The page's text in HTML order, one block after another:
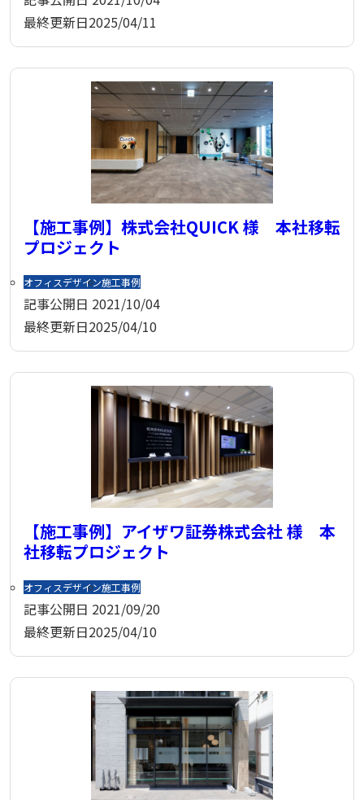
最終更新日2025/04/11
【施工事例】株式会社QUICK 様 本社移転
プロジェクト
オフィスデザイン施工事例
記事公開日 2021/10/04
最終更新日2025/04/10
【施工事例】アイザワ証券株式会社 様 本
社移転プロジェクト
オフィスデザイン施工事例
記事公開日 2021/09/20
最終更新日2025/04/10